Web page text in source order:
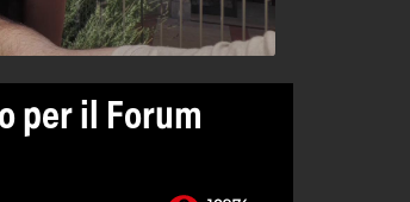
per il Forum